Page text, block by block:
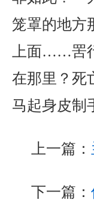
笼罩的地方
上面……罟
在那里？死
马起身皮制
上一篇：
下一篇：